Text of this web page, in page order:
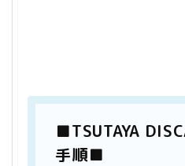
■TSUTAYA
手順■